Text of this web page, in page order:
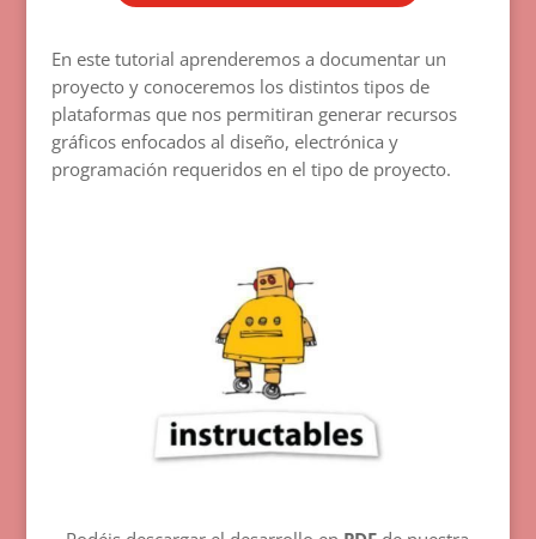
En este tutorial aprenderemos a documentar un
proyecto y conoceremos los distintos tipos de
plataformas que nos permitiran generar recursos
gráficos enfocados al diseño, electrónica y
programación requeridos en el tipo de proyecto.